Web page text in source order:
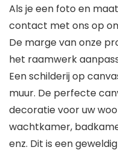
Als je een foto en
contact met ons op
De marge van onze
het raamwerk
Een schilderij op
muur. De perfecte
decoratie voor uw
wachtkamer,
enz. Dit is een